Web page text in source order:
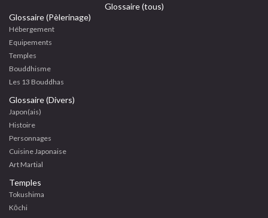
Glossaire (tous)
Glossaire (Pèlerinage)
Hébergement
Equipements
Temples
Bouddhisme
Les 13 Bouddhas
Glossaire (Divers)
Japon(ais)
Histoire
Personnages
Cuisine Japonaise
Art Martial
Temples
Tokushima
Kōchi